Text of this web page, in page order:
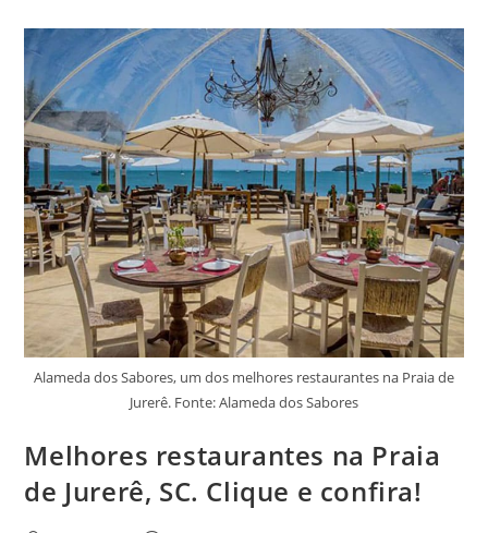
Alameda dos Sabores, um dos melhores restaurantes na Praia de
Jurerê. Fonte: Alameda dos Sabores
Melhores restaurantes na Praia
de Jurerê, SC. Clique e confira!